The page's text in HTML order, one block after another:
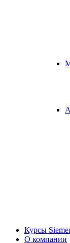
Курсы
О компании